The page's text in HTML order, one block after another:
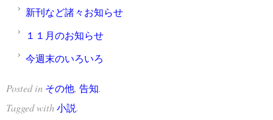
新刊など諸々お知らせ
１１月のお知らせ
今週末のいろいろ
Posted in その他, 告知.
Tagged with 小説.